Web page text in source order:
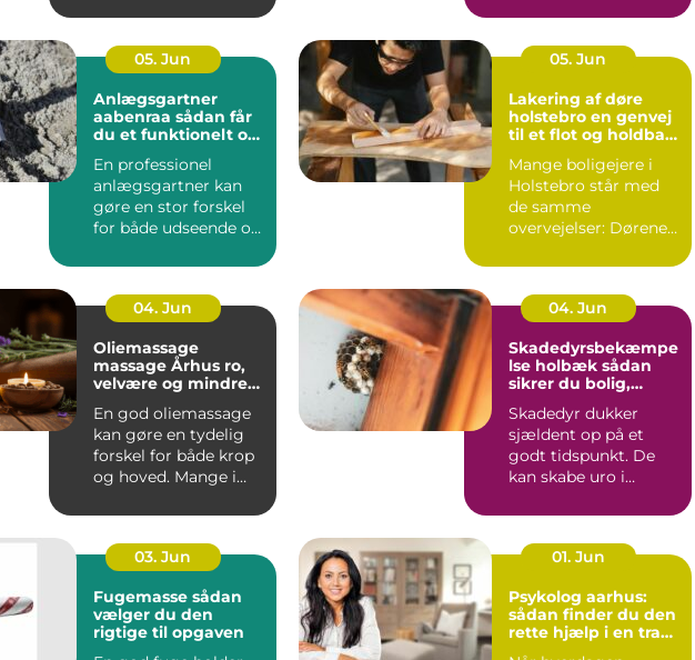
specialise...
05. Jun
Anlægsgartner
aabenraa sådan får
du et funktionelt og
En professionel
anlægsgartner kan
gøre en stor forskel
for både udseende og
Mange ...
05. Jun
Lakering af døre
holstebro en genvej
til et flot og holdbart
Mange boligejere i
Holstebro står med
de samme
overvejelser: Dørene
umoderne, o...
04. Jun
Oliemassage
massage Århus ro,
velvære og mindre
En god oliemassage
kan gøre en tydelig
forskel for både krop
og hoved. Mange i
massage ...
04. Jun
Skadedyrsbekæmpe
lse holbæk sådan
sikrer du bolig,
Skadedyr dukker
sjældent op på et
godt tidspunkt. De
kan skabe uro i
skader på ...
03. Jun
Fugemasse sådan
vælger du den
rigtige til opgaven
01. Jun
Psykolog aarhus:
sådan finder du den
rette hjælp i en travl